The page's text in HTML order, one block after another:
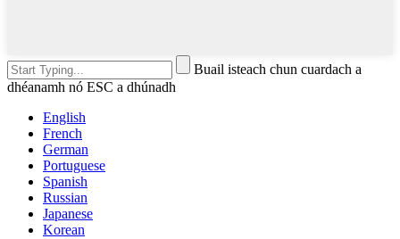
Buail isteach chun cuardach a
dhéanamh nó ESC a dhúnadh
English
French
German
Portuguese
Spanish
Russian
Japanese
Korean